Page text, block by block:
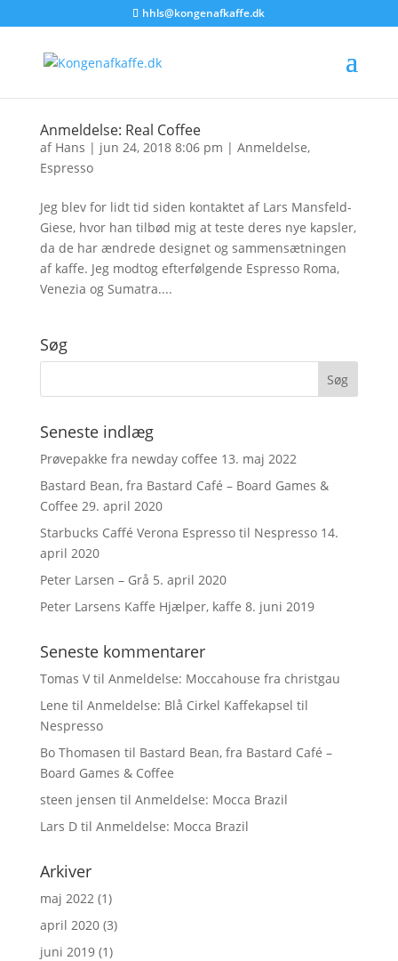
hhls@kongenafkaffe.dk
Anmeldelse: Real Coffee
af Hans | jun 24, 2018 8:06 pm | Anmeldelse,
Espresso
Jeg blev for lidt tid siden kontaktet af Lars Mansfeld-
Giese, hvor han tilbød mig at teste deres nye kapsler,
da de har ændrede designet og sammensætningen
af kaffe. Jeg modtog efterfølgende Espresso Roma,
Venezia og Sumatra....
Søg
Seneste indlæg
Prøvepakke fra newday coffee 13. maj 2022
Bastard Bean, fra Bastard Café – Board Games &
Coffee 29. april 2020
Starbucks Caffé Verona Espresso til Nespresso 14.
april 2020
Peter Larsen – Grå 5. april 2020
Peter Larsens Kaffe Hjælper, kaffe 8. juni 2019
Seneste kommentarer
Tomas Vtil Anmeldelse: Moccahouse fra christgau
Lene til Anmeldelse: Blå Cirkel Kaffekapsel til
Nespresso
Bo Thomasen til Bastard Bean, fra Bastard Café –
Board Games & Coffee
steen jensen til Anmeldelse: Mocca Brazil
Lars Dtil Anmeldelse: Mocca Brazil
Arkiver
maj 2022(1)
april 2020(3)
juni 2019(1)